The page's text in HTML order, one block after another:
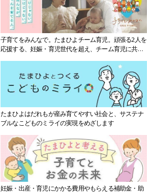
子育てをみんなで。たまひよチーム育児。頑張る2人を
応援する、妊娠・育児世代を超え、チーム育児に共感
たまひよはだれもが産み育てやすい社会と、サステナ
ブルなこどものミライの実現をめざします
妊娠・出産・育児にかかる費用やもらえる補助金・助